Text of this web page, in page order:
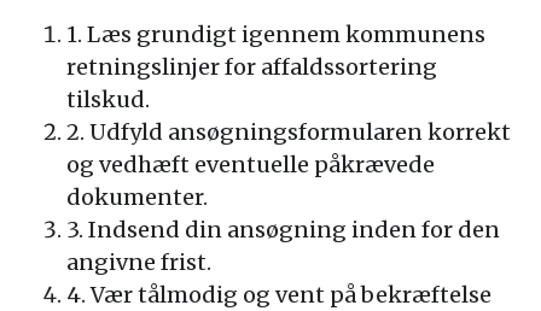
1. Læs grundigt igennem kommunens
retningslinjer for affaldssortering
tilskud.
2. Udfyld ansøgningsformularen korrekt
og vedhæft eventuelle påkrævede
dokumenter.
3. Indsend din ansøgning inden for den
angivne frist.
4. Vær tålmodig og vent på bekræftelse